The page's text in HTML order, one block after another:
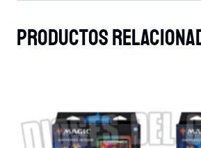
Productos